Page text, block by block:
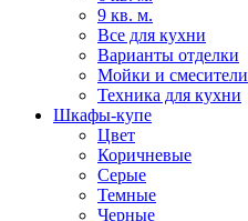
9 кв. м.
Все для кухни
Варианты отделки
Мойки и смесители
Техника для кухни
Шкафы-купе
Цвет
Коричневые
Серые
Темные
Черные